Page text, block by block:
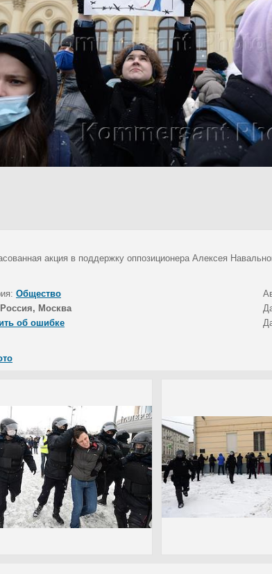
акция в поддержку оппозиционера Алексея
Общество
Россия, Москва
об ошибке